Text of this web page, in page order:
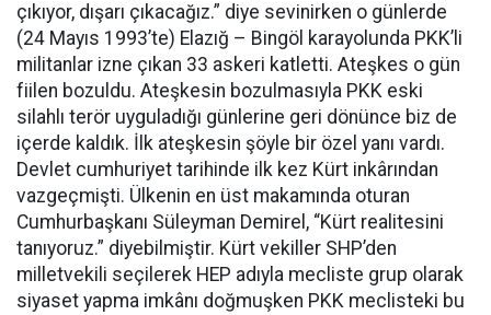
çıkıyor, dışarı çıkacağız.” diye sevinirken o günlerde
(24 Mayıs 1993’te) Elazığ – Bingöl karayolunda PKK’li
militanlar izne çıkan 33 askeri katletti. Ateşkes o gün
fiilen bozuldu. Ateşkesin bozulmasıyla PKK eski
silahlı terör uyguladığı günlerine geri dönünce biz de
içerde kaldık. İlk ateşkesin şöyle bir özel yanı vardı.
Devlet cumhuriyet tarihinde ilk kez Kürt inkârından
vazgeçmişti. Ülkenin en üst makamında oturan
Cumhurbaşkanı Süleyman Demirel, “Kürt realitesini
tanıyoruz.” diyebilmiştir. Kürt vekiller SHP’den
milletvekili seçilerek HEP adıyla mecliste grup olarak
siyaset yapma imkânı doğmuşken PKK meclisteki bu